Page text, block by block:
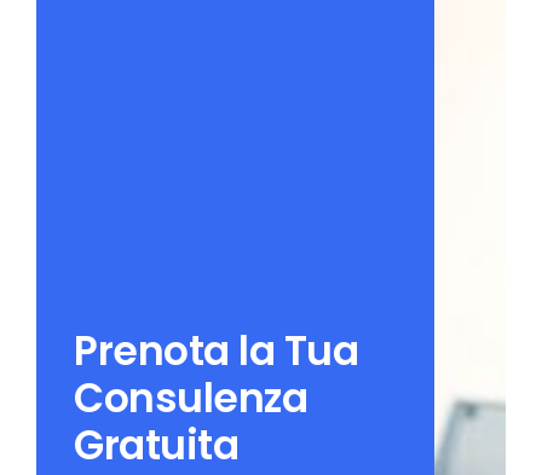
Prenota la Tua
Consulenza
Gratuita